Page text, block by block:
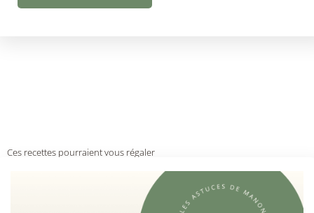
Ces recettes pourraient vous régaler